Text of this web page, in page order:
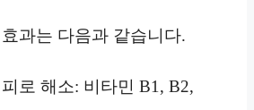
과는 다음과 같습니다.
로 해소: 비타민 B1, B2,